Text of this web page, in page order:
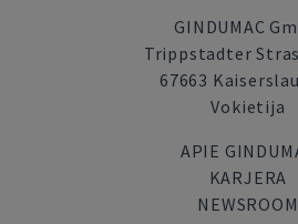
GINDUMAC
Trippstadter
67663
Vokietija
APIE
KARJERA
NEWSROOM